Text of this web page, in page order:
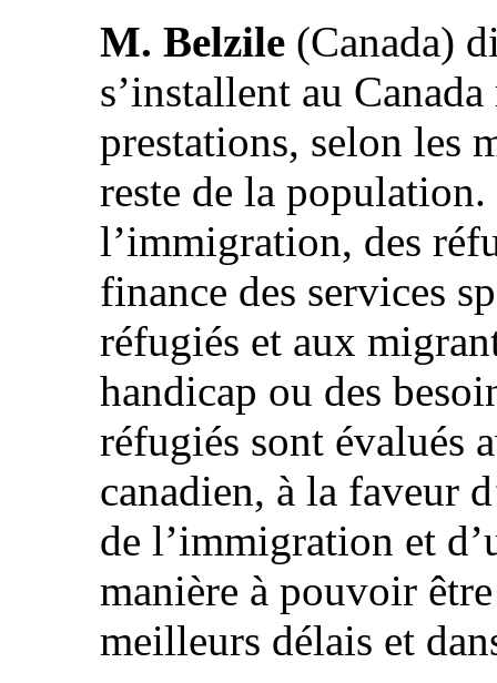
M. Belzile (Canada)
s’installent au
prestations, selon les
reste de la
l’immigration, des
finance des services
réfugiés et aux
handicap ou des
réfugiés sont évalués
canadien, à la faveur
de l’immigration et
manière à pouvoir
meilleurs délais et